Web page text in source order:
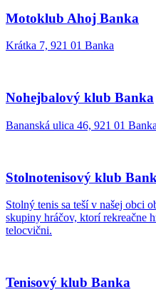
Motoklub Ahoj Banka
Krátka 7, 921 01 Banka
Nohejbalový klub Banka
Bananská ulica 46, 921 01 Banka
Stolnotenisový klub
Stolný tenis sa teší v našej obci
skupiny hráčov, ktorí rekreačne
telocvični.
Tenisový klub Banka